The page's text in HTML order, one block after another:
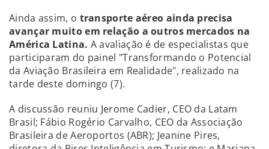
Ainda assim, o transporte aéreo ainda precisa
avançar muito em relação a outros mercados na
América Latina. A avaliação é de especialistas que
participaram do painel "Transformando o Potencial
da Aviação Brasileira em Realidade", realizado na
tarde deste domingo (7).
A discussão reuniu Jerome Cadier, CEO da Latam
Brasil; Fábio Rogério Carvalho, CEO da Associação
Brasileira de Aeroportos (ABR); Jeanine Pires,